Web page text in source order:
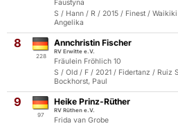
Faustyna
S / Hann / R / 2015 / Finest /
Angelika
8
228
Annchristin Fischer
RV Erwitte e.V.
Fräulein Fröhlich 10
S / Old / F / 2021 / Fidertanz / Ruiz
Bockhorst, Paul
9
97
Heike Prinz-Rüther
RV Rüthen e.V.
Frida van Grobe